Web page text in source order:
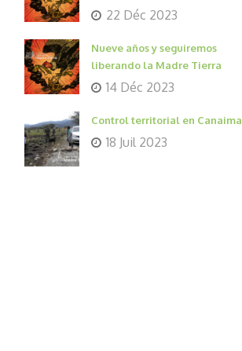
22 Déc 2023
Nueve años y seguiremos
liberando la Madre Tierra
14 Déc 2023
Control territorial en Canaima
18 Juil 2023